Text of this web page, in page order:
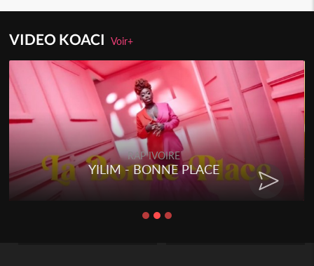
VIDEO KOACIVoir+
RAP IVOIRE
YILIM - BONNE PLACE